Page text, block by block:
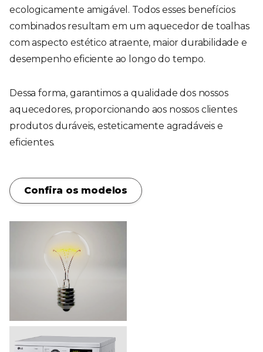
ecologicamente amigável. Todos esses benefícios
combinados resultam em um aquecedor de toalhas
com aspecto estético atraente, maior durabilidade e
desempenho eficiente ao longo do tempo.
Dessa forma, garantimos a qualidade dos nossos
aquecedores, proporcionando aos nossos clientes
produtos duráveis, esteticamente agradáveis e
eficientes.
Confira os modelos